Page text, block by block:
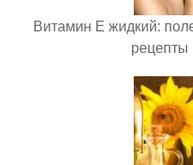
Витамин Е жидкий:
рецепты